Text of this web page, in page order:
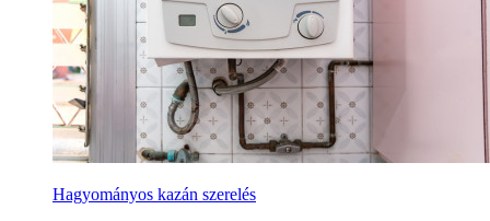
Hagyományos kazán szerelés